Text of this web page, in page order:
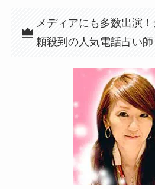
メディアにも多数出演
頼殺到の人気電話占い師